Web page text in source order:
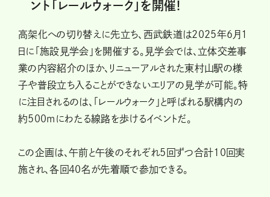
ント「レールウォーク」を開催!
高架化への切り替えに先立ち、西武鉄道は2025年6月1
日に「施設見学会」を開催する。見学会では、立体交差事
業の内容紹介のほか、リニューアルされた東村山駅の様
子や普段立ち入ることができないエリアの見学が可能。特
に注目されるのは、「レールウォーク」と呼ばれる駅構内の
約500mにわたる線路を歩けるイベントだ。
この企画は、午前と午後のそれぞれ5回ずつ合計10回実
施され、各回40名が先着順で参加できる。